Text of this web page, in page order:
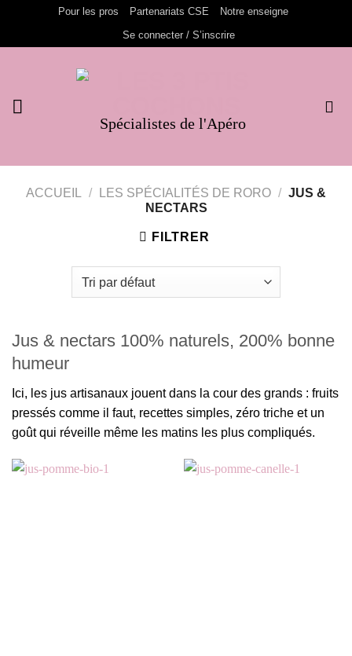
contenu
Pour les pros Partenariats CSE
Notre enseigne
Se connecter / S’inscrire
Spécialistes de l'Apéro
ACCUEIL / LES SPÉCIALITÉS DE RORO / JUS &
NECTARS
FILTRER
Jus & nectars 100% naturels, 200% bonne
humeur
Ici, les jus artisanaux jouent dans la cour des grands : fruits
pressés comme il faut, recettes simples, zéro triche et un
goût qui réveille même les matins les plus compliqués.